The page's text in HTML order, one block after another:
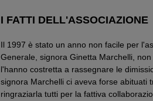
I FATTI DELL'ASSOCIAZIONE
Il 1997 è stato un anno non facile per
Generale, signora Ginetta Marchelli,
l'hanno costretta a rassegnare le
signora Marchelli ci aveva forse abituati
ringraziarla tutti per la fattiva